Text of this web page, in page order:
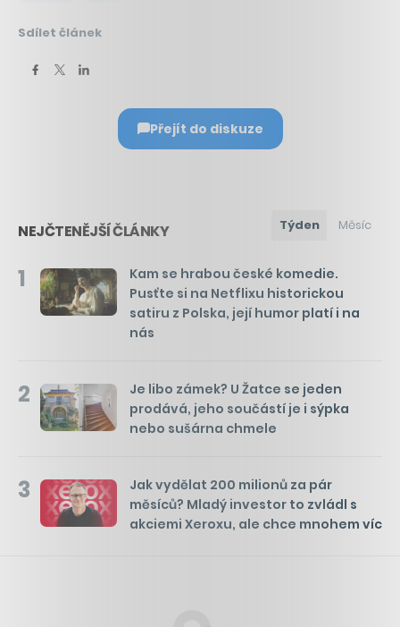
Sdílet článek
Přejít do diskuze
NEJČTENĚJŠÍ ČLÁNKY Týden Měsíc
1
Kam se hrabou české komedie.
Pusťte si na Netflixu historickou
satiru z Polska, její humor platí i na
nás
2
Je libo zámek? U Žatce se jeden
prodává, jeho součástí je i sýpka
nebo sušárna chmele
3
Jak vydělat 200 milionů za pár
měsíců? Mladý investor to zvládl s
akciemi Xeroxu, ale chce mnohem víc